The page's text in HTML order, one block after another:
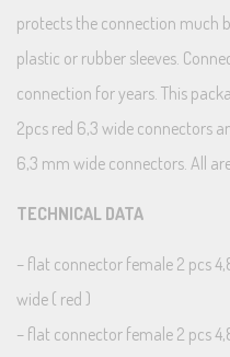
protects the connection much
plastic or rubber sleeves.
connection for years. This
2pcs red 6,3 wide connectors
6,3 mm wide connectors. All
TECHNICAL DATA
– flat connector female 2 pcs
wide ( red )
– flat connector female 2 pcs